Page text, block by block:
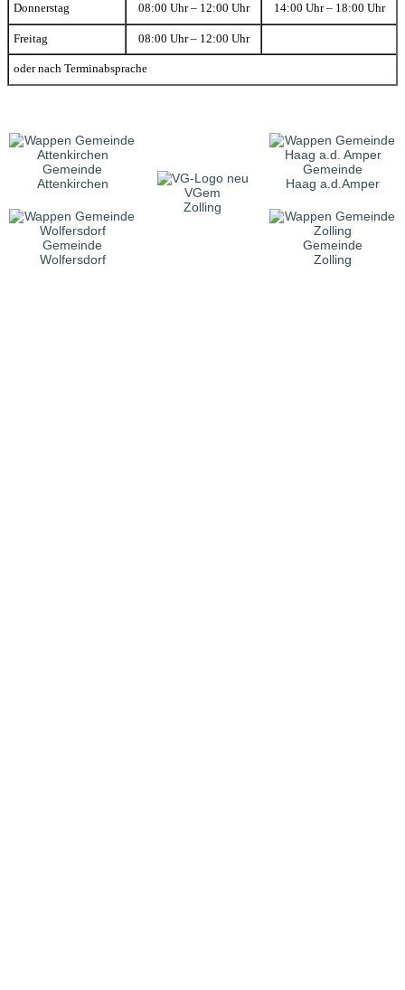
Donnerstag 08:00 Uhr – 12:00 Uhr 14:00 Uhr – 18:00 Uhr
Freitag 08:00 Uhr – 12:00 Uhr
oder nach Terminabsprache
Gemeinde
Attenkirchen
VGem
Zolling
Gemeinde
Haag a.d.Amper
Gemeinde
Wolfersdorf
Gemeinde
Zolling